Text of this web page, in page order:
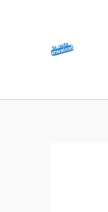
contenido